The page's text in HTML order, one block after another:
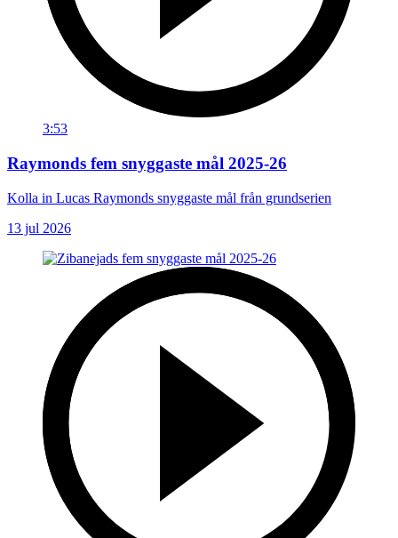
3:53
Raymonds fem snyggaste mål 2025-26
Kolla in Lucas Raymonds snyggaste mål från grundserien
13 jul 2026